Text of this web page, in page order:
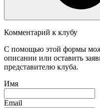
Комментарий к клубу
С помощью этой формы
описании или оставить
представителю клуба.
Имя
Email